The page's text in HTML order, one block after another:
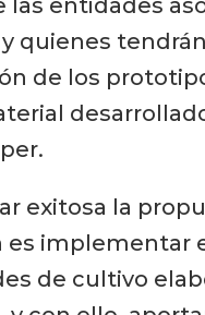
las entidades
quienes
de los
exitosa la
es implementar
de cultivo